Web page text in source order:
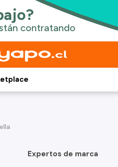
Expertos de marca